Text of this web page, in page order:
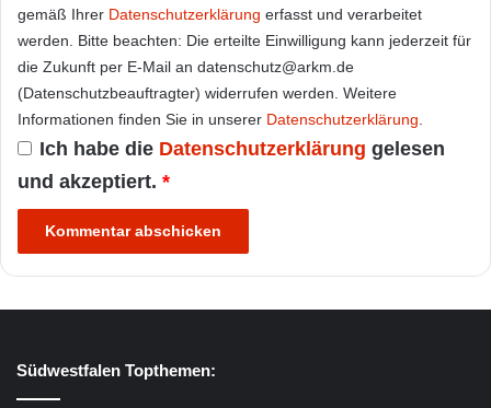
gemäß Ihrer Datenschutzerklärung erfasst und verarbeitet
werden. Bitte beachten: Die erteilte Einwilligung kann jederzeit für
die Zukunft per E-Mail an datenschutz@arkm.de
(Datenschutzbeauftragter) widerrufen werden. Weitere
Informationen finden Sie in unserer Datenschutzerklärung.
Ich habe die Datenschutzerklärung gelesen
und akzeptiert. *
Südwestfalen Topthemen: